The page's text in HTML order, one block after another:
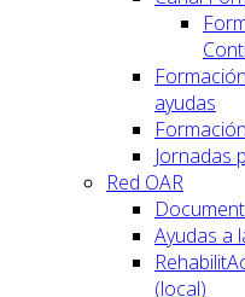
ayudas
Jornadas
Red OAR
Ayudas a
(local)